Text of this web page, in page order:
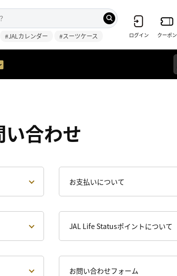
#JALカレンダー #スーツケース ログイン クーポン
合わせ
お支払いについて
JAL Life Statusポイントについて
お問い合わせフォーム